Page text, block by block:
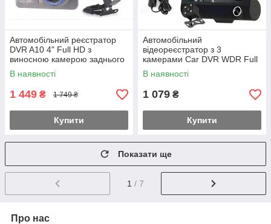
Автомобільний реєстратор
DVR A10 4" Full HD з
виносною камерою заднього
виду
В наявності
1 449 ₴ 1 749 ₴
Купити
Автомобільний
відеореєстратор з 3
камерами Car DVR WDR Full
HD 1080P
В наявності
1 079 ₴
Купити
Показати ще
1 / 7
Про нас